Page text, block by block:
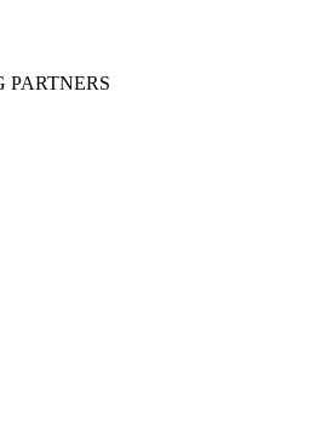
PARTNERS